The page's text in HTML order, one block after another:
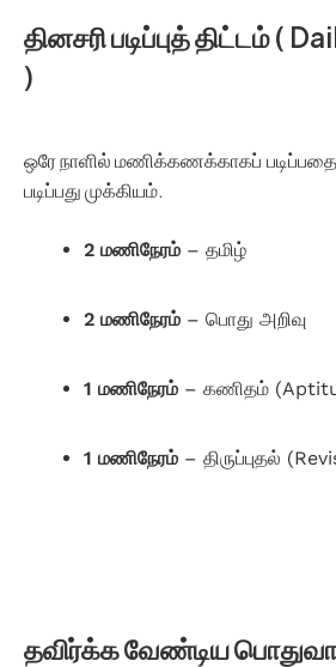
தினசரி படிப்புத் திட்டம் (
)
ஒரே நாளில் மணிக்கணக்காகப்
படிப்பது முக்கியம்.
2 மணிநேரம் – தமிழ்
2 மணிநேரம் – பொது அறிவு
1 மணிநேரம் – கணிதம்
1 மணிநேரம் – திருப்புதல்
தவிர்க்க வேண்டிய